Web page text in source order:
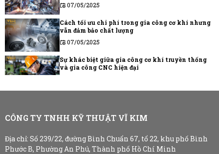
07/05/2025
Cách tối ưu chi phí trong gia công cơ khí nhưng
vẫn đảm bảo chất lượng
07/05/2025
Sự khác biệt giữa gia công cơ khí truyền thống
và gia công CNC hiện đại
07/05/2025
CÔNG TY TNHH KỸ THUẬT VĨ KIM
Địa chỉ: Số 239/22, đường Bình Chuẩn 67, tổ 22, khu phố Bình
Phước B, Phường An Phú, Thành phố Hồ Chí Minh